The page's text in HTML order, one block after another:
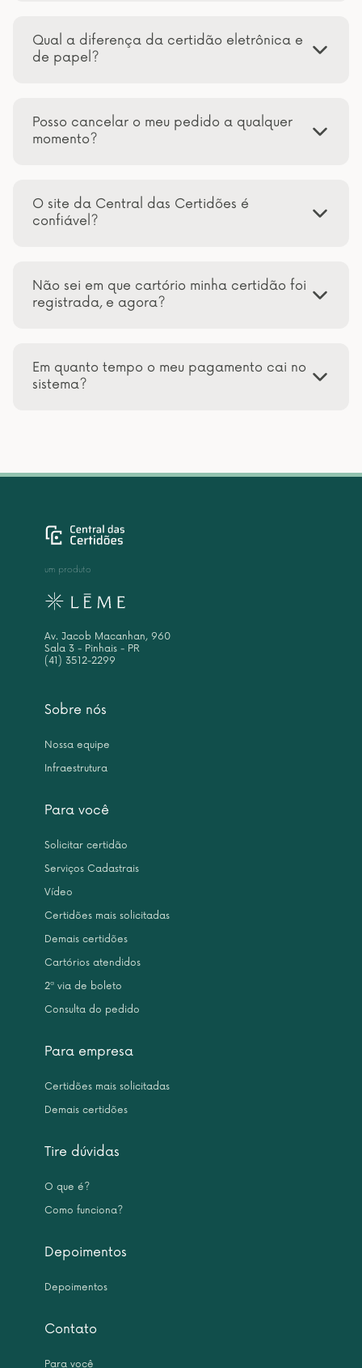
Qual a diferença da certidão eletrônica e
de papel?
Posso cancelar o meu pedido a qualquer
momento?
O site da Central das Certidões é
confiável?
Não sei em que cartório minha certidão foi
registrada, e agora?
Em quanto tempo o meu pagamento cai no
sistema?
Sobre nós
Nossa equipe
Infraestrutura
Para você
Solicitar certidão
Serviços Cadastrais
Vídeo
Certidões mais solicitadas
Demais certidões
Cartórios atendidos
2ª via de boleto
Consulta do pedido
Para empresa
Certidões mais solicitadas
Demais certidões
Tire dúvidas
O que é?
Como funciona?
Depoimentos
Depoimentos
Contato
Para você
um produto
Av. Jacob Macanhan, 960
Sala 3 - Pinhais - PR
(41) 3512-2299